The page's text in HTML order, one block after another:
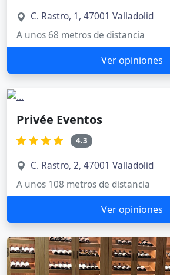
C. Rastro, 1, 47001 Valladolid
A unos 68 metros de distancia
Ver opiniones
Privée Eventos
4.3
C. Rastro, 2, 47001 Valladolid
A unos 108 metros de distancia
Ver opiniones